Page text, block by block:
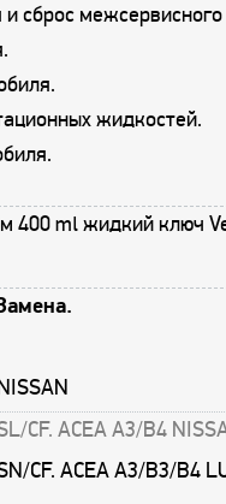
сброс
жидкостей.
400 ml жидкий ключ
CF. ACEA A3/B4
CF. ACEA A3/B3/B4